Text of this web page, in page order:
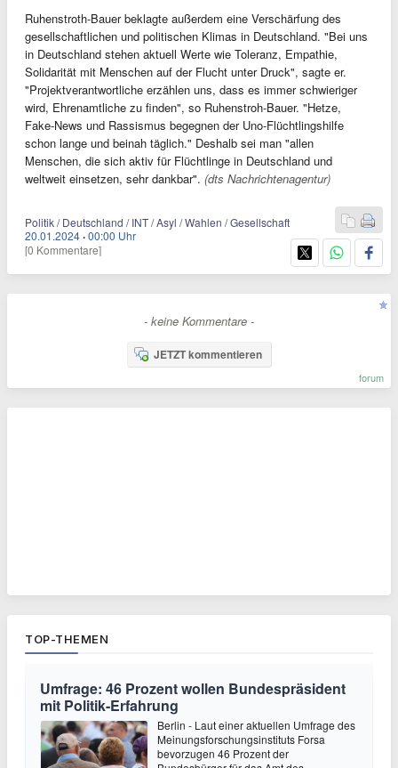
Ruhenstroth-Bauer beklagte außerdem eine Verschärfung des
gesellschaftlichen und politischen Klimas in Deutschland. "Bei uns
in Deutschland stehen aktuell Werte wie Toleranz, Empathie,
Solidarität mit Menschen auf der Flucht unter Druck", sagte er.
"Projektverantwortliche erzählen uns, dass es immer schwieriger
wird, Ehrenamtliche zu finden", so Ruhenstroh-Bauer. "Hetze,
Fake-News und Rassismus begegnen der Uno-Flüchtlingshilfe
schon lange und beinah täglich." Deshalb sei man "allen
Menschen, die sich aktiv für Flüchtlinge in Deutschland und
weltweit einsetzen, sehr dankbar". (dts Nachrichtenagentur)
Politik / Deutschland / INT / Asyl / Wahlen / Gesellschaft
20.01.2024 ·00:00 Uhr
[0 Kommentare]
- keine Kommentare -
JETZT kommentieren
forum
TOP-THEMEN
Umfrage: 46 Prozent wollen Bundespräsident
mit Politik-Erfahrung
Berlin - Laut einer aktuellen Umfrage des
Meinungsforschungsinstituts Forsa
bevorzugen 46 Prozent der